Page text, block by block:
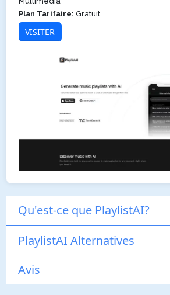
Plan Tarifaire: Gratuit
VISITER
Qu'est-ce que PlaylistAI?
PlaylistAI Alternatives
Avis